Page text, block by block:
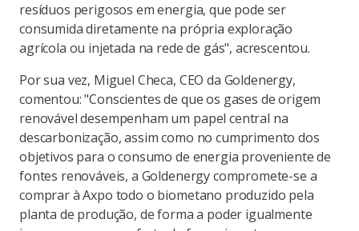
resíduos perigosos em energia, que pode ser
consumida diretamente na própria exploração
agrícola ou injetada na rede de gás", acrescentou.
Por sua vez, Miguel Checa, CEO da Goldenergy,
comentou: "Conscientes de que os gases de origem
renovável desempenham um papel central na
descarbonização, assim como no cumprimento dos
objetivos para o consumo de energia proveniente de
fontes renováveis, a Goldenergy compromete-se a
comprar à Axpo todo o biometano produzido pela
planta de produção, de forma a poder igualmente